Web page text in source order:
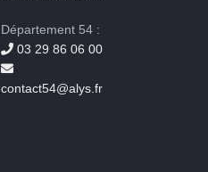
Département 54 :
03 29 86 06 00
contact54@alys.fr